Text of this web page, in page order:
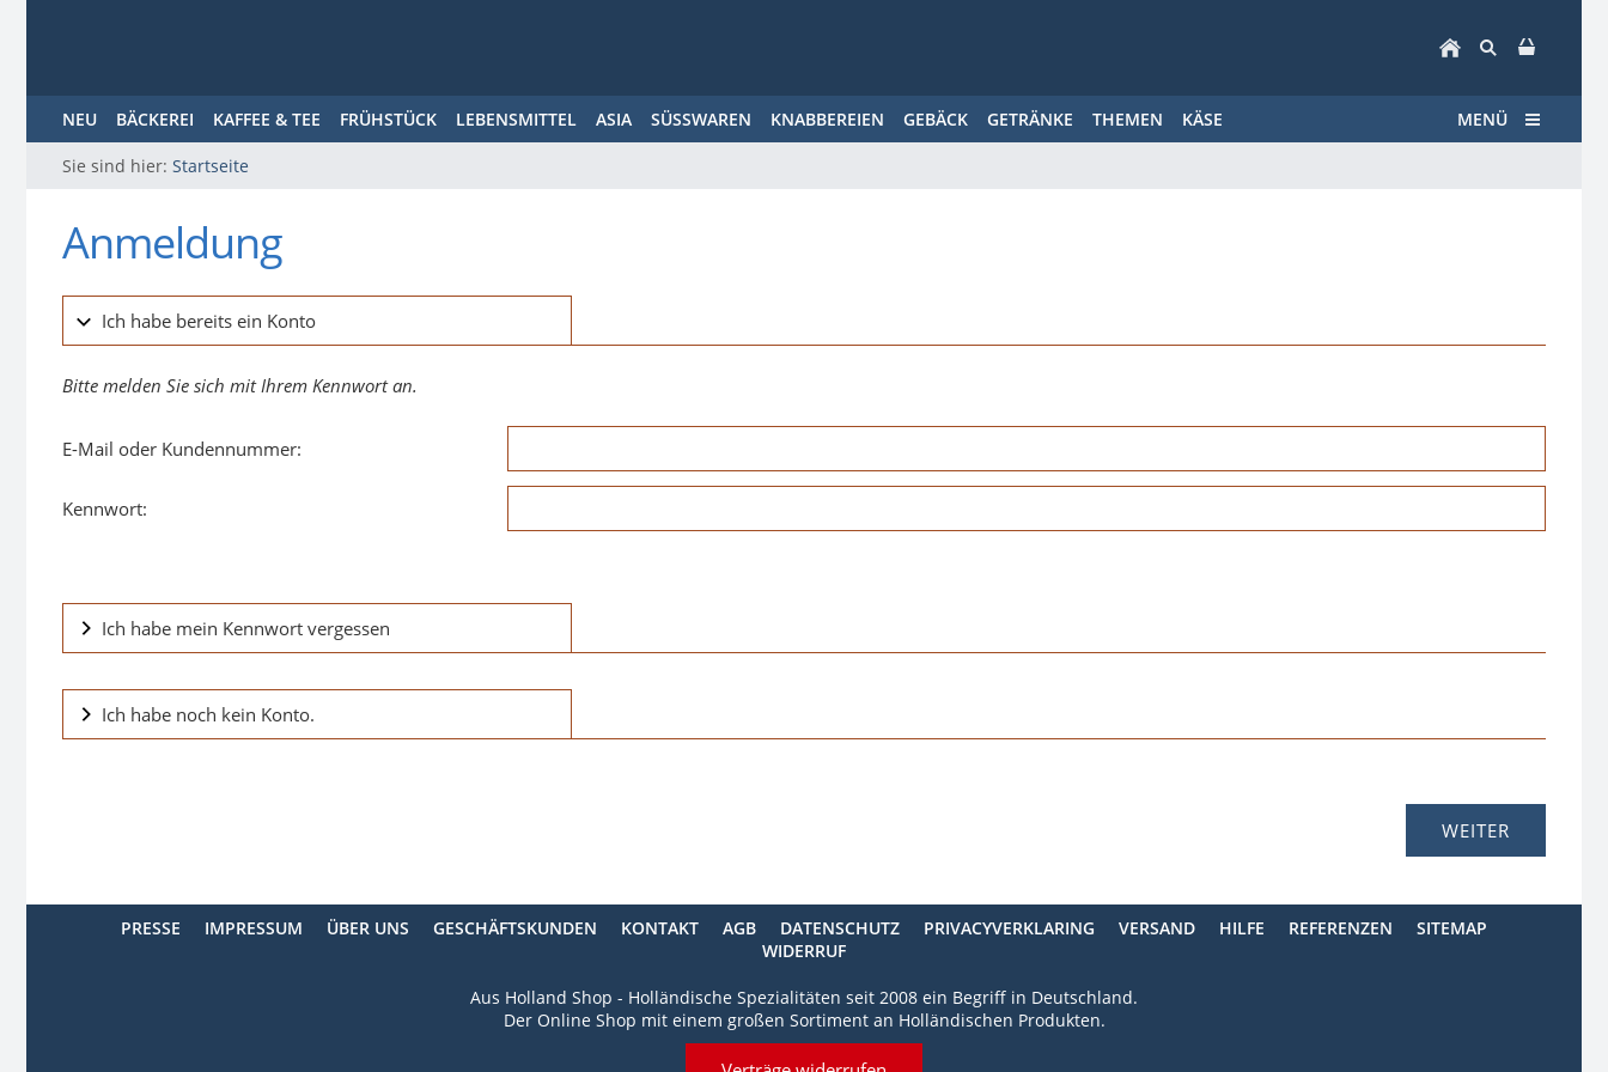
NEU BÄCKEREI KAFFEE & TEE FRÜHSTÜCK LEBENSMITTEL ASIA SÜSSWAREN KNABBEREIEN GEBÄCK GETRÄNKE THEMEN KÄSE MENÜ
Sie sind hier: Startseite
Anmeldung
Ich habe bereits ein Konto
Bitte melden Sie sich mit Ihrem Kennwort an.
E-Mail oder Kundennummer:
Kennwort:
Ich habe mein Kennwort vergessen
Ich habe noch kein Konto.
PRESSE IMPRESSUM ÜBER UNS GESCHÄFTSKUNDEN KONTAKT AGB DATENSCHUTZ PRIVACYVERKLARING VERSAND HILFE REFERENZEN
SITEMAP
WIDERRUF
Aus Holland Shop - Holländische Spezialitäten seit 2008 ein Begriff in Deutschland.
Der Online Shop mit einem großen Sortiment an Holländischen Produkten.